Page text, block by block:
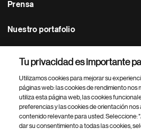
Prensa
Nuestro portafolio
Footer Site Search
Tu privacidad es importante
Utilizamos cookies para mejorar su
páginas web: las cookies de rendimiento nos
utiliza esta página web, las cookies
preferencias y las cookies de orientación
contenido relevante para usted. Seleccione:
dar su consentimiento a todas las cookies,